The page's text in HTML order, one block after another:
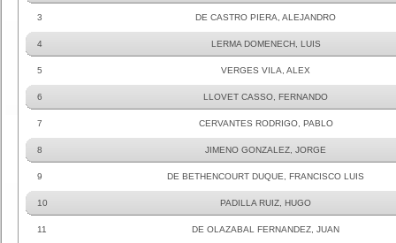
3 DE CASTRO PIERA, ALEJANDRO
4 LERMA DOMENECH, LUIS
5 VERGES VILA, ALEX
6 LLOVET CASSO, FERNANDO
7 CERVANTES RODRIGO, PABLO
8 JIMENO GONZALEZ, JORGE
9 DE BETHENCOURT DUQUE, FRANCISCO LUIS
10 PADILLA RUIZ, HUGO
11 DE OLAZABAL FERNANDEZ, JUAN